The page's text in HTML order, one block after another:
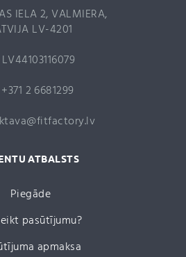
IELA 2, VALMIERA,
LV-4201
LV44103116079
+371 2 6681299
ATBALSTS
Piegāde
pasūtījumu?
apmaksa